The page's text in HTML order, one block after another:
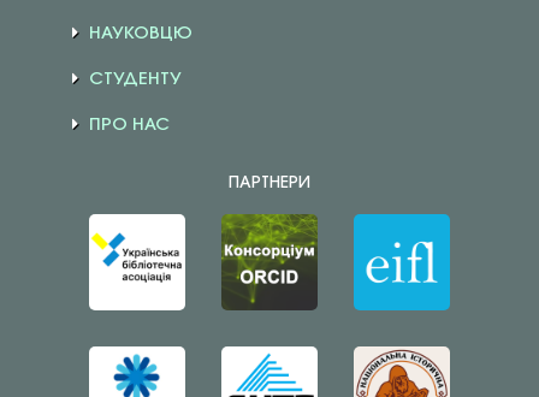
НАУКОВЦЮ
СТУДЕНТУ
ПРО НАС
ПАРТНЕРИ